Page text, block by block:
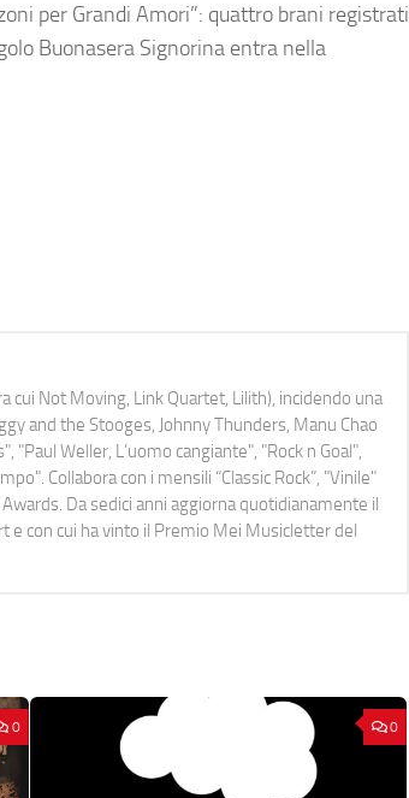
per Grandi Amori”: quattro brani registrati
Buonasera Signorina entra nella
Not Moving, Link Quartet, Lilith), incidendo una
and the Stooges, Johnny Thunders, Manu Chao
Weller, L’uomo cangiante", "Rock n Goal",
Collabora con i mensili “Classic Rock”, "Vinile"
Da sedici anni aggiorna quotidianamente il
e con cui ha vinto il Premio Mei Musicletter del
0 0